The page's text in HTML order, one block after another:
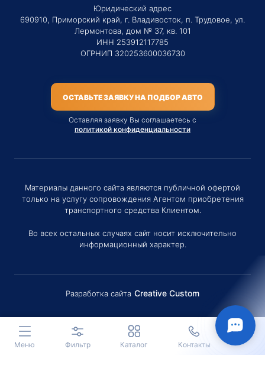
Юридический адрес
690910, Приморский край, г. Владивосток, п. Трудовое, ул.
Лермонтова, дом № 37, кв. 101
ИНН 253912117785
ОГРНИП 320253600036730
ОСТАВЬТЕ ЗАЯВКУ НА ПОДБОР АВТО
Оставляя заявку Вы соглашаетесь с
политикой конфиденциальности
Материалы данного сайта являются публичной офертой
только на услугу сопровождения Агентом приобретения
транспортного средства Клиентом.
Во всех остальных случаях сайт носит исключительно
информационный характер.
Разработка сайта Creative Custom
Меню Фильтр Каталог Контакты
вопросы (Цена, Сроки поставки,
условия договора и пр.) можете
задать их мне в чат!